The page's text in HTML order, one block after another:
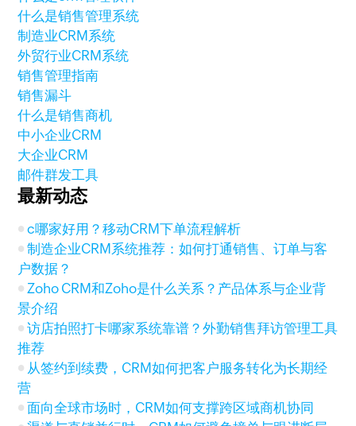
什么是销售管理系统
制造业CRM系统
外贸行业CRM系统
销售管理指南
销售漏斗
什么是销售商机
中小企业CRM
大企业CRM
邮件群发工具
最新动态
c哪家好用？移动CRM下单流程解析
制造企业CRM系统推荐：如何打通销售、订单与客
户数据？
Zoho CRM和Zoho是什么关系？产品体系与企业背
景介绍
访店拍照打卡哪家系统靠谱？外勤销售拜访管理工具
推荐
从签约到续费，CRM如何把客户服务转化为长期经
营
面向全球市场时，CRM如何支撑跨区域商机协同